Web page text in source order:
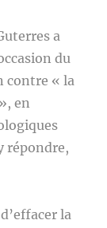
a
du
contre « la
en
répondre,
la